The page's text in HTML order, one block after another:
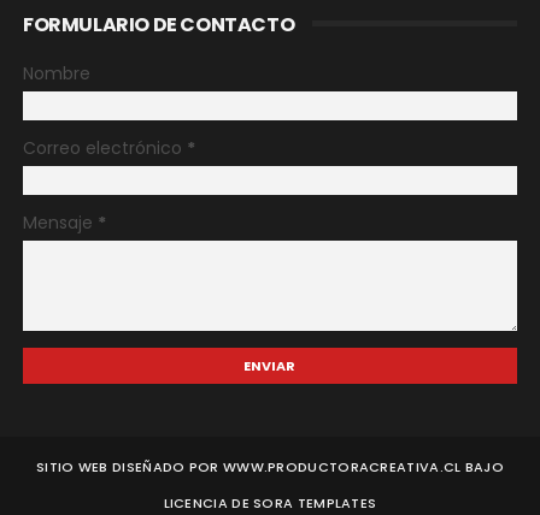
FORMULARIO DE CONTACTO
Nombre
Correo electrónico *
Mensaje *
SITIO WEB DISEÑADO POR WWW.PRODUCTORACREATIVA.CL BAJO
LICENCIA DESORA TEMPLATES